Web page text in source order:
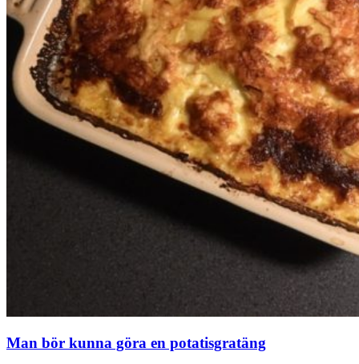
Man bör kunna göra en potatisgratäng